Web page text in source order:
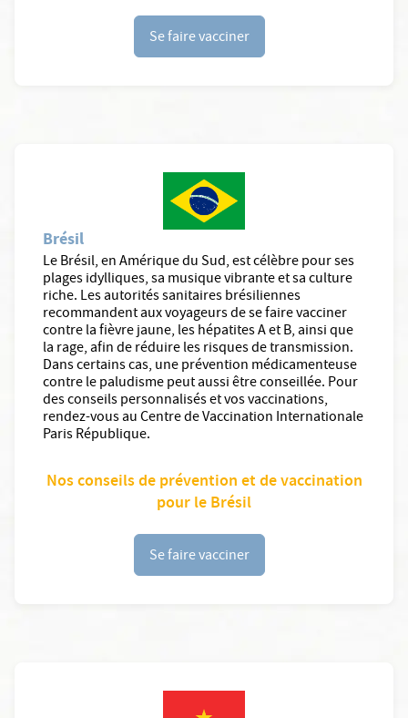
Se faire vacciner
Brésil
Le Brésil, en Amérique du Sud, est célèbre pour ses
plages idylliques, sa musique vibrante et sa culture
riche. Les autorités sanitaires brésiliennes
recommandent aux voyageurs de se faire vacciner
contre la fièvre jaune, les hépatites A et B, ainsi que
la rage, afin de réduire les risques de transmission.
Dans certains cas, une prévention médicamenteuse
contre le paludisme peut aussi être conseillée. Pour
des conseils personnalisés et vos vaccinations,
rendez-vous au Centre de Vaccination Internationale
Paris République.
Nos conseils de prévention et de vaccination
pour le Brésil
Se faire vacciner